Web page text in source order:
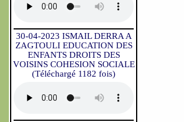
30-04-2023 ISMAIL DERRA A
ZAGTOULI EDUCATION DES
ENFANTS DROITS DES
VOISINS COHESION SOCIALE
(Téléchargé 1182 fois)